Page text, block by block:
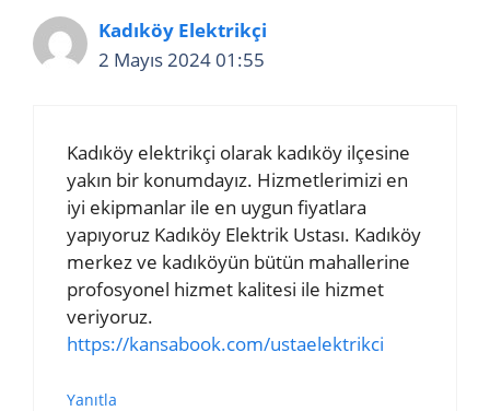
Kadıköy Elektrikçi
2 Mayıs 2024 01:55
Kadıköy elektrikçi olarak kadıköy ilçesine
yakın bir konumdayız. Hizmetlerimizi en
iyi ekipmanlar ile en uygun fiyatlara
yapıyoruz Kadıköy Elektrik Ustası. Kadıköy
merkez ve kadıköyün bütün mahallerine
profosyonel hizmet kalitesi ile hizmet
veriyoruz.
https://kansabook.com/ustaelektrikci
Yanıtla